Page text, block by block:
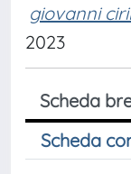
giovanni
2023
Scheda
Scheda